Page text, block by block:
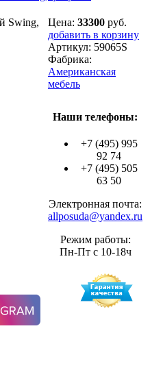
Swing,
Цена: 33300 руб.
добавить в корзину
Артикул: 59065S
Фабрика:
Американская
мебель
Наши телефоны:
+7 (495) 995
92 74
+7 (495) 505
63 50
Электронная почта:
allposuda@yandex.ru
Режим работы:
Пн-Пт с 10-18ч